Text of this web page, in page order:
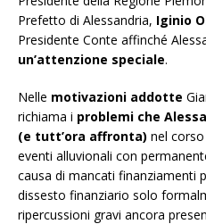
Prefetto di Alessandria, Iginio
Presidente Conte affinché
un’attenzione speciale.
Nelle motivazioni addotte
richiama i problemi che
(e tutt’ora affronta) nel corso
eventi alluvionali con
causa di mancati finanziamenti
dissesto finanziario solo
ripercussioni gravi ancora